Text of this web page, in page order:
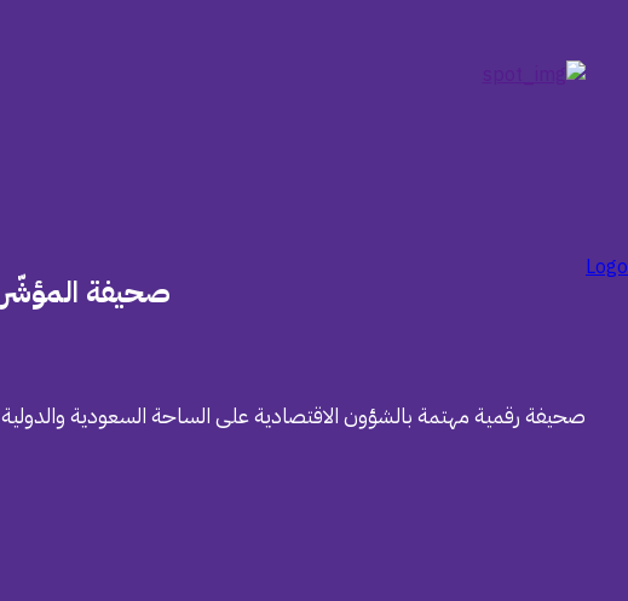
صحيفة المؤشّر
صحيفة رقمية مهتمة بالشؤون الاقتصادية على الساحة السعودية والدولية